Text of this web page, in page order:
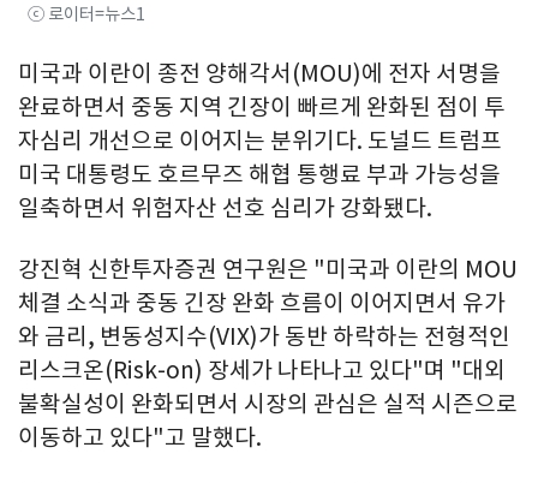
ⓒ 로이터=뉴스1
미국과 이란이 종전 양해각서(MOU)에 전자 서명을
완료하면서 중동 지역 긴장이 빠르게 완화된 점이 투
자심리 개선으로 이어지는 분위기다. 도널드 트럼프
미국 대통령도 호르무즈 해협 통행료 부과 가능성을
일축하면서 위험자산 선호 심리가 강화됐다.
강진혁 신한투자증권 연구원은 "미국과 이란의 MOU
체결 소식과 중동 긴장 완화 흐름이 이어지면서 유가
와 금리, 변동성지수(VIX)가 동반 하락하는 전형적인
리스크온(Risk-on) 장세가 나타나고 있다"며 "대외
불확실성이 완화되면서 시장의 관심은 실적 시즌으로
이동하고 있다"고 말했다.